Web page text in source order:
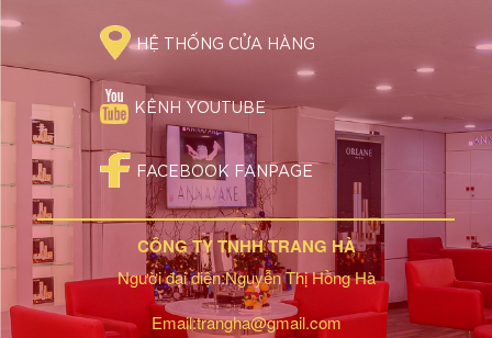
HỆ THỐNG CỬA HÀNG
KÊNH YOUTUBE
FACEBOOK FANPAGE
CÔNG TY TNHH TRANG HÀ
Người đại diện:Nguyễn Thị Hồng Hà
Email:trangha@gmail.com